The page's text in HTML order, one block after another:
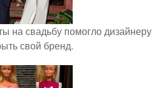
на свадьбу помогло дизайнеру
свой бренд.